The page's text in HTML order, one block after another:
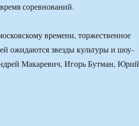
соревнований.
времени, торжественное
ожидаются звезды культуры и шоу-
Макаревич, Игорь Бутман, Юрий